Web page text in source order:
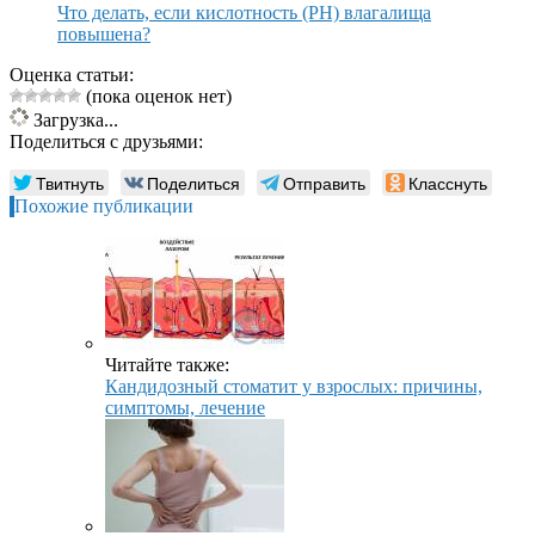
Что делать, если кислотность (PH) влагалища
повышена?
Оценка статьи:
(пока оценок нет)
Загрузка...
Поделиться с друзьями:
Твитнуть Поделиться Отправить Класснуть
Похожие публикации
Читайте также:
Кандидозный стоматит у взрослых: причины,
симптомы, лечение